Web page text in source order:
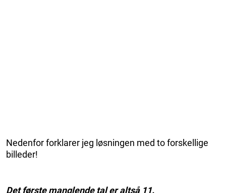
Nedenfor forklarer jeg løsningen med to forskellige
billeder!
Det første manglende tal er altså 11.